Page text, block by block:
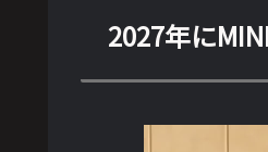
2027年に